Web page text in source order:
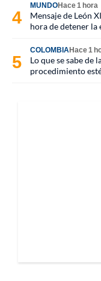
MUNDOHace 1 hora
Mensaje de León
hora de detener la
COLOMBIAHace 1
Lo que se sabe de
procedimiento